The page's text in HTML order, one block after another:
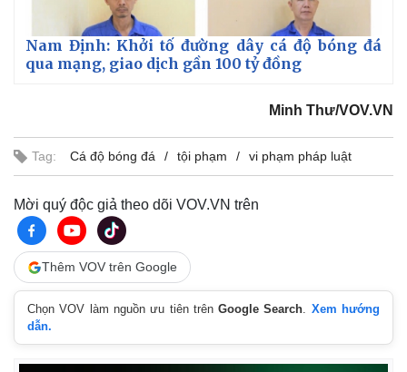
Nam Định: Khởi tố đường dây cá độ bóng đá
qua mạng, giao dịch gần 100 tỷ đồng
Minh Thư/VOV.VN
Tag: Cá độ bóng đá tội phạm vi phạm pháp luật
Mời quý độc giả theo dõi VOV.VN trên
Thêm VOV trên Google
Chọn VOV làm nguồn ưu tiên trênGoogle Search. Xem hướng
dẫn.